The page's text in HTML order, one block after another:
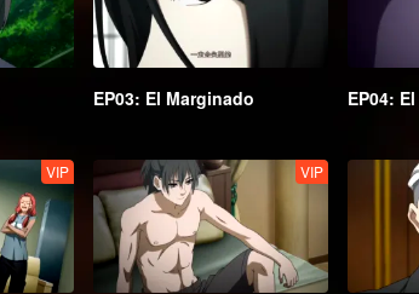
EP03: El Marginado EP04:
VIP VIP